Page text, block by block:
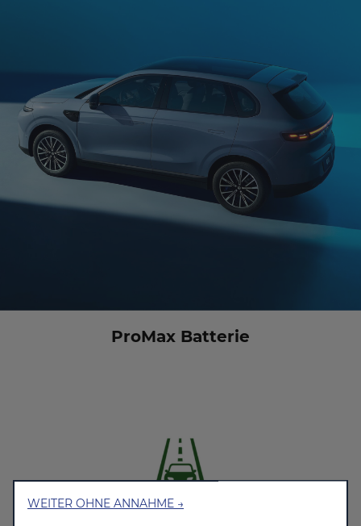
ProMax Batterie
WEITER OHNE ANNAHME →